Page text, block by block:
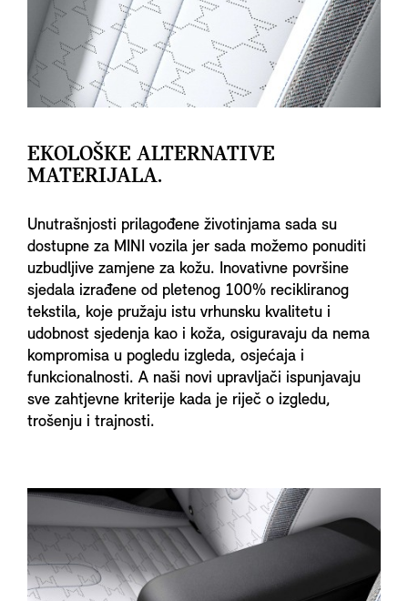
EKOLOŠKE ALTERNATIVE
MATERIJALA.
Unutrašnjosti prilagođene životinjama sada su
dostupne za MINI vozila jer sada možemo ponuditi
uzbudljive zamjene za kožu. Inovativne površine
sjedala izrađene od pletenog 100% recikliranog
tekstila, koje pružaju istu vrhunsku kvalitetu i
udobnost sjedenja kao i koža, osiguravaju da nema
kompromisa u pogledu izgleda, osjećaja i
funkcionalnosti. A naši novi upravljači ispunjavaju
sve zahtjevne kriterije kada je riječ o izgledu,
trošenju i trajnosti.